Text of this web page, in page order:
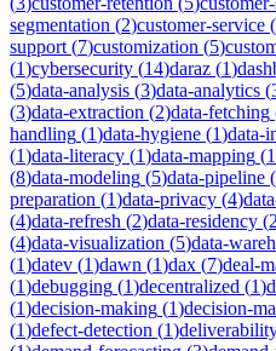
segmentation (2)customer-service (
support (7)customization (5)
(1)cybersecurity (14)daraz (1)
(5)data-analysis (3)data-analytics (
(3)data-extraction (2)data-fetching
handling (1)data-hygiene (1)data-
(1)data-literacy (1)data-mapping (1
(8)data-modeling (5)data-pipeline (
preparation (1)data-privacy (4)
(4)data-refresh (2)data-residency (2
(4)data-visualization (5)data-
(1)datev (1)dawn (1)dax (7)deal-
(1)debugging (1)decentralized (1)
(1)decision-making (1)decision-
(1)defect-detection (1)